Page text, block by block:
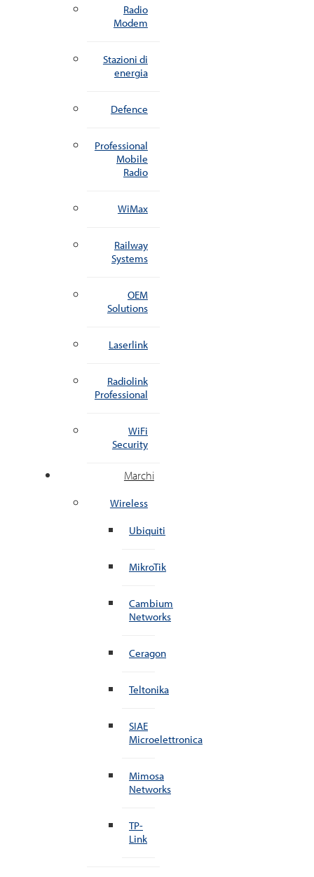
Radio
Modem
Stazioni di
energia
Defence
Professional
Mobile
Radio
WiMax
Railway
Systems
OEM
Solutions
Laserlink
Radiolink
Professional
WiFi
Security
Marchi
Wireless
Ubiquiti
MikroTik
Cambium
Networks
Ceragon
Teltonika
SIAE
Microelettronica
Mimosa
Networks
TP-
Link